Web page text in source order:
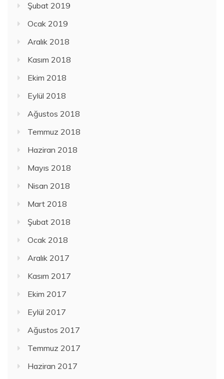
Şubat 2019
Ocak 2019
Aralık 2018
Kasım 2018
Ekim 2018
Eylül 2018
Ağustos 2018
Temmuz 2018
Haziran 2018
Mayıs 2018
Nisan 2018
Mart 2018
Şubat 2018
Ocak 2018
Aralık 2017
Kasım 2017
Ekim 2017
Eylül 2017
Ağustos 2017
Temmuz 2017
Haziran 2017